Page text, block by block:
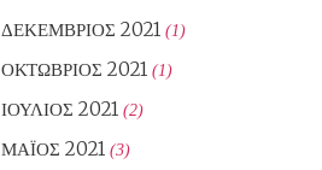
ΔΕΚΈΜΒΡΙΟΣ 2021 (1)
ΟΚΤΏΒΡΙΟΣ 2021 (1)
ΙΟΎΛΙΟΣ 2021 (2)
ΜΆΙΟΣ 2021 (3)